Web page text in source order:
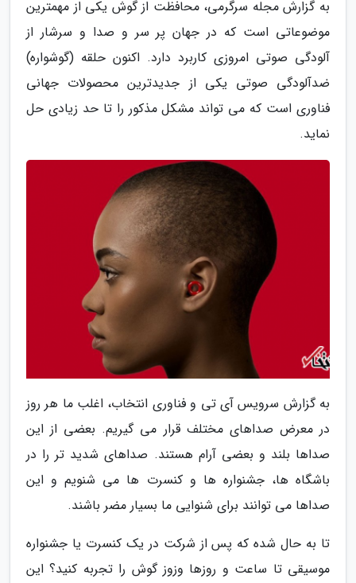
به گزارش مجله سرگرمی، محافظت از گوش یکی از مهمترین
موضوعاتی است که در جهان پر سر و صدا و سرشار از
آلودگی صوتی امروزی کاربرد دارد. اکنون حلقه (گوشواره)
ضدآلودگی صوتی یکی از جدیدترین محصولات جهانی
فناوری است که می تواند مشکل مذکور را تا حد زیادی حل
نماید.
به گزارش سرویس آی تی و فناوری انتخاب، اغلب ما هر روز
در معرض صداهای مختلف قرار می گیریم. بعضی از این
صداها بلند و بعضی آرام هستند. صداهای شدید تر را در
باشگاه ها، جشنواره ها و کنسرت ها می شنویم و این
صداها می توانند برای شنوایی ما بسیار مضر باشند.
تا به حال شده که پس از شرکت در یک کنسرت یا جشنواره
موسیقی تا ساعت و روزها وزوز گوش را تجربه کنید؟ این